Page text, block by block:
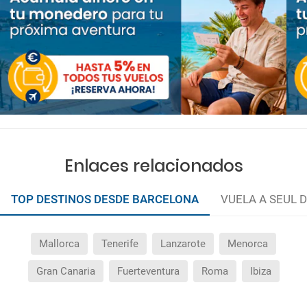
Enlaces relacionados
TOP DESTINOS DESDE BARCELONA VUELA A SEUL
Mallorca Tenerife Lanzarote Menorca
Gran Canaria Fuerteventura Roma Ibiza